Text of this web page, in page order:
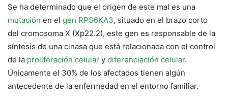
Se ha determinado que el origen de este mal es una
mutación en el gen RPS6KA3, situado en el brazo corto
del cromosoma X (Xp22.2), este gen es responsable de la
síntesis de una cinasa que está relacionada con el control
de la proliferación celular y diferenciación celular.
Únicamente el 30% de los afectados tienen algún
antecedente de la enfermedad en el entorno familiar.